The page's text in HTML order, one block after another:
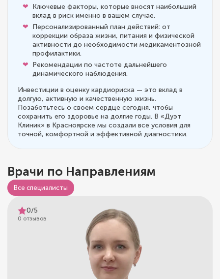
Ключевые факторы, которые вносят наибольший
вклад в риск именно в вашем случае.
Персонализированный план действий: от
коррекции образа жизни, питания и физической
активности до необходимости медикаментозной
профилактики.
Рекомендации по частоте дальнейшего
динамического наблюдения.
Инвестиции в оценку кардиориска — это вклад в
долгую, активную и качественную жизнь.
Позаботьтесь о своем сердце сегодня, чтобы
сохранить его здоровье на долгие годы. В «Дуэт
Клиник» в Красноярске мы создали все условия для
точной, комфортной и эффективной диагностики.
Врачи по Направлениям
Все специалисты
0/5
0 отзывов